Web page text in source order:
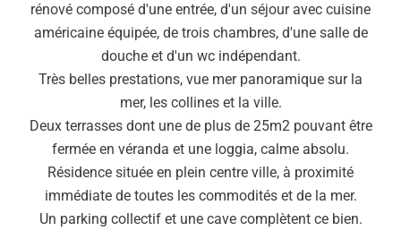
rénové composé d'une entrée, d'un séjour avec cuisine
américaine équipée, de trois chambres, d'une salle de
douche et d'un wc indépendant.
Très belles prestations, vue mer panoramique sur la
mer, les collines et la ville.
Deux terrasses dont une de plus de 25m2 pouvant être
fermée en véranda et une loggia, calme absolu.
Résidence située en plein centre ville, à proximité
immédiate de toutes les commodités et de la mer.
Un parking collectif et une cave complètent ce bien.